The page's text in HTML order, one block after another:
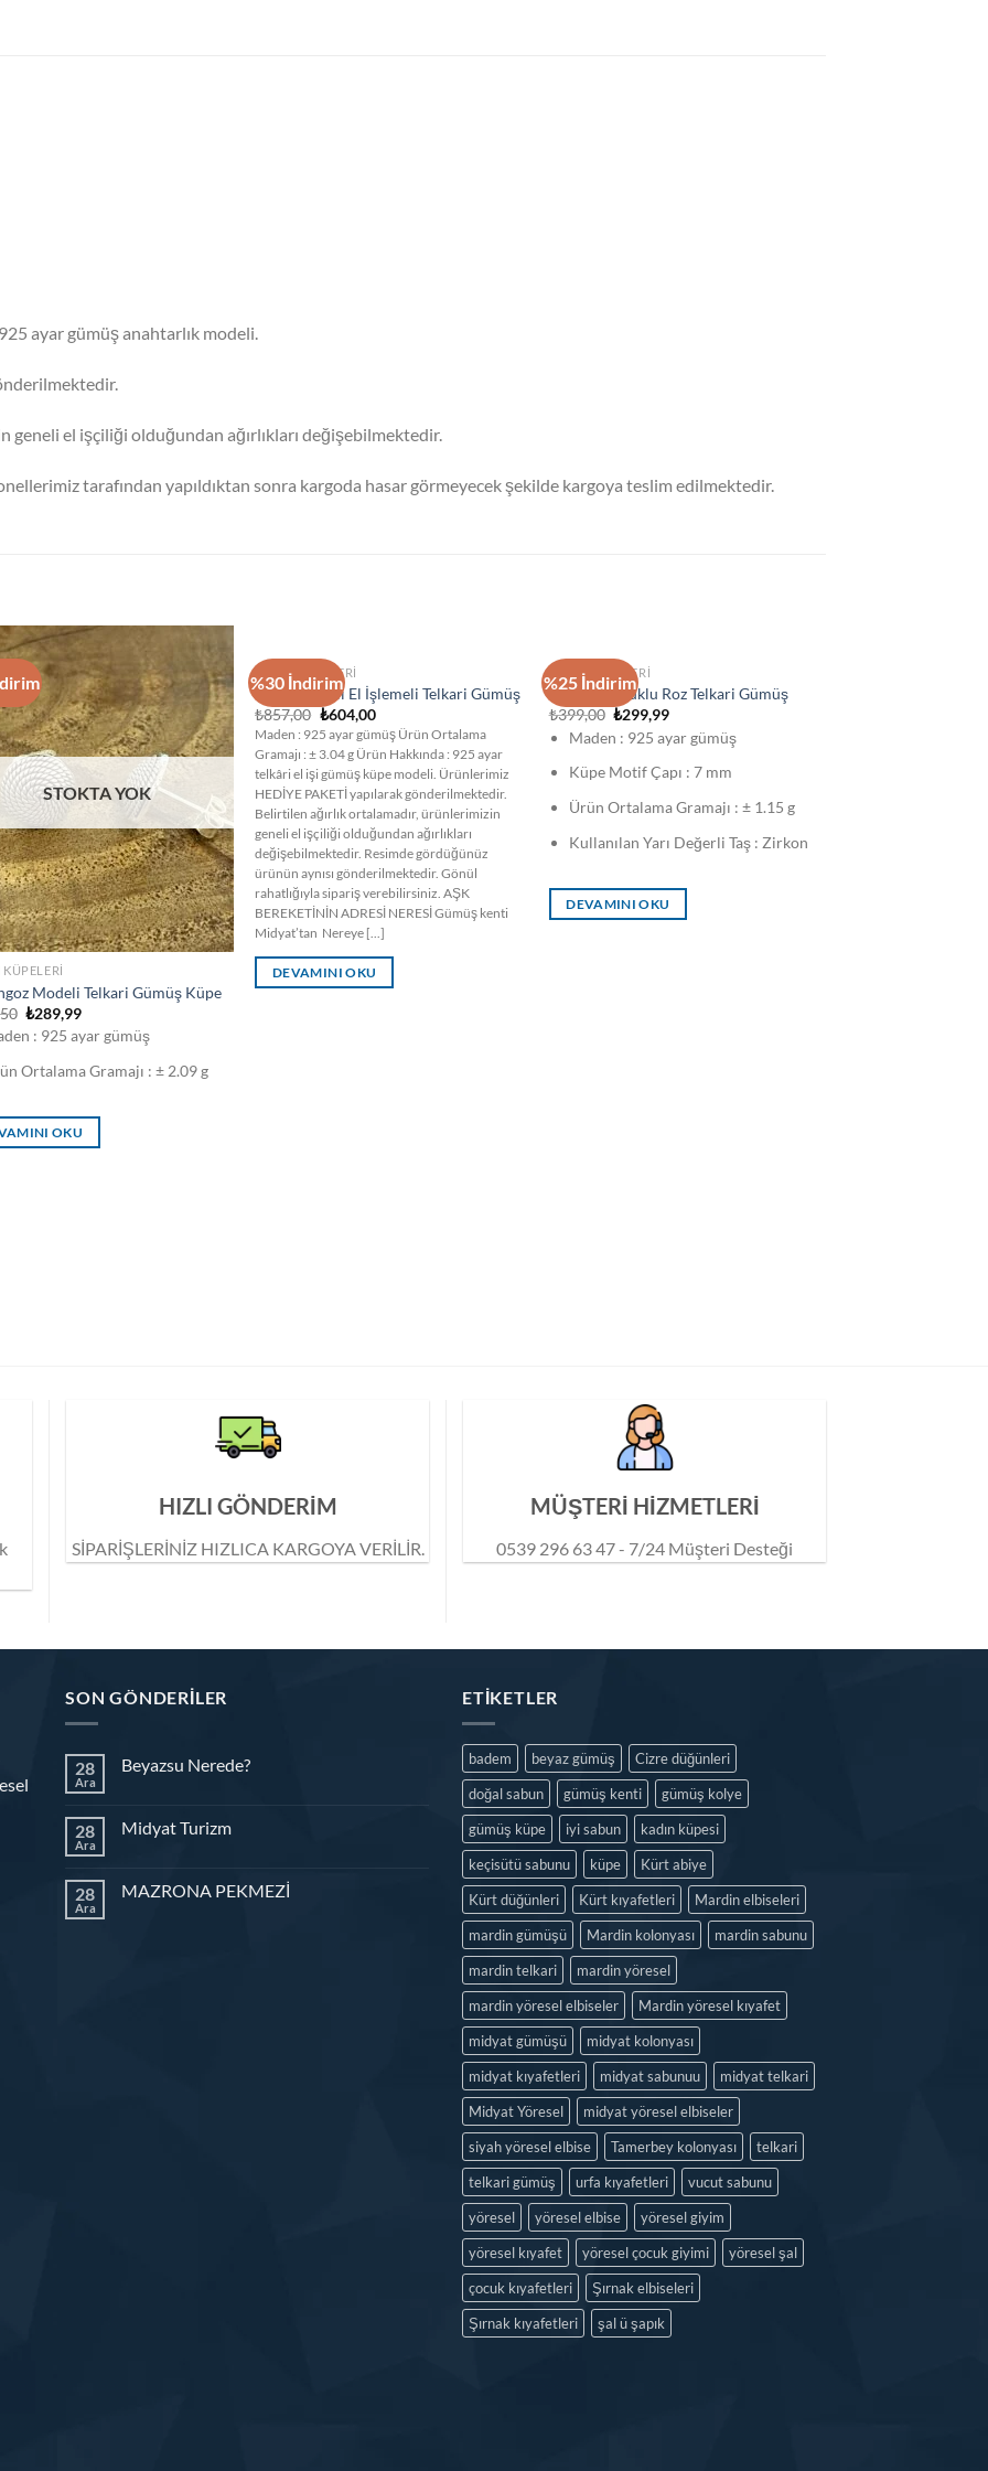
ayar gümüş anahtarlık modeli.
geneli el işçiliği olduğundan ağırlıkları değişebilmektedir.
tarafından yapıldıktan sonra kargoda hasar görmeyecek şekilde kargoya teslim edilmektedir.
STOKTA YOK
Modeli Telkari Gümüş Küpe
Orijinal
fiyat:
₺314,50.
₺289,99Şu
andaki
fiyat:
: 925 ayar gümüş
Ortalama Gramajı : ± 2.09 g
OKU
%30 İndirimSTOKTA YOK
KADIN KÜPELERI
Çiçek Modeli El İşlemeli Telkari Gümüş
₺857,00 Orijinal
fiyat:
₺857,00.
₺604,00Şu
andaki
fiyat:
₺604,00.
Maden : 925 ayar gümüş Ürün Ortalama
Gramajı : ± 3.04 g Ürün Hakkında : 925 ayar
telkâri el işi gümüş küpe modeli. Ürünlerimiz
HEDİYE PAKETİ yapılarak gönderilmektedir.
Belirtilen ağırlık ortalamadır, ürünlerimizin
geneli el işçiliği olduğundan ağırlıkları
değişebilmektedir. Resimde gördüğünüz
ürünün aynısı gönderilmektedir. Gönül
rahatlığıyla sipariş verebilirsiniz. AŞK
BEREKETİNİN ADRESİ NERESİ Gümüş kenti
Midyat’tan Nereye [...]
DEVAMINI OKU
%25 İndirimSTOKTA YOK
KADIN KÜPELERI
Nazar Boncuklu Roz Telkari Gümüş
₺399,00 Orijinal
fiyat:
₺399,00.
₺299,99Şu
andaki
fiyat:
Maden : 925 ayar gümüş
Küpe Motif Çapı : 7 mm
Ürün Ortalama Gramajı : ± 1.15 g
Kullanılan Yarı Değerli Taş : Zirkon
DEVAMINI OKU
HIZLI GÖNDERİM
SİPARİŞLERİNİZ HIZLICA KARGOYA VERİLİR.
MÜŞTERİ HİZMETLERİ
0539 296 63 47 - 7/24 Müşteri Desteği
SON GÖNDERILER
28
Ara
Beyazsu Nerede?
28
Ara
Midyat Turizm
28
Ara
MAZRONA PEKMEZİ
ETIKETLER
badem beyaz gümüş
Cizre düğünleri
doğal sabun
gümüş kenti
gümüş kolye
gümüş küpe
iyi sabun
kadın küpesi
keçisütü sabunu
küpe
Kürt abiye
Kürt düğünleri
Kürt kıyafetleri
Mardin elbiseleri
mardin gümüşü
Mardin kolonyası
mardin sabunu
mardin telkari
mardin yöresel
mardin yöresel elbiseler
Mardin yöresel kıyafet
midyat gümüşü
midyat kolonyası
midyat kıyafetleri
midyat sabunuu
midyat telkari
Midyat Yöresel
midyat yöresel elbiseler
siyah yöresel elbise
Tamerbey kolonyası
telkari
telkari gümüş
urfa kıyafetleri
vucut sabunu
yöresel
yöresel elbise
yöresel giyim
yöresel kıyafet
yöresel çocuk giyimi
yöresel şal
çocuk kıyafetleri
Şırnak elbiseleri
Şırnak kıyafetleri
şal ü şapık